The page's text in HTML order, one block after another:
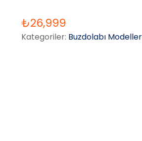
₺26,999
Kategoriler: Buzdolabı